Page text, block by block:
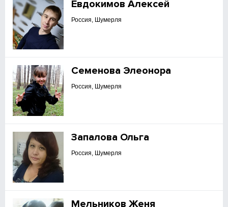
Евдокимов Алексей
Россия, Шумерля
Семенова Элеонора
Россия, Шумерля
Запалова Ольга
Россия, Шумерля
Мельников Женя